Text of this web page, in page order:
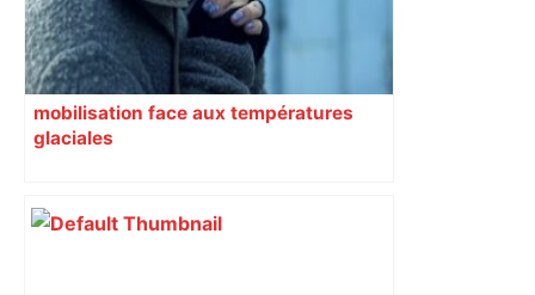
mobilisation face aux températures
glaciales